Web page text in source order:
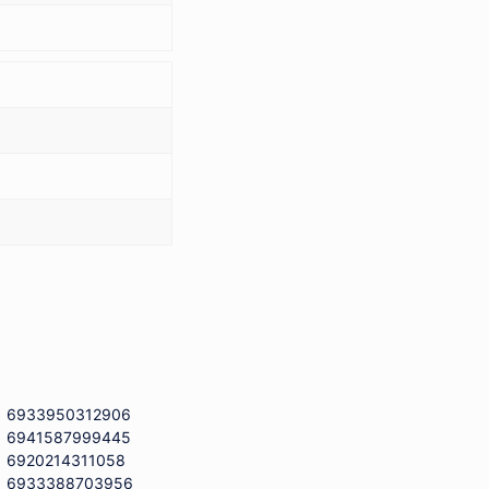
6933950312906
6941587999445
6920214311058
6933388703956